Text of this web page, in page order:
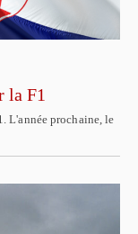
la F1
L'année prochaine, le